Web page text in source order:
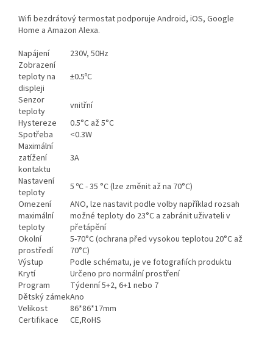
Wifi bezdrátový termostat podporuje Android, iOS, Google
Home a Amazon Alexa.
Napájení
230V, 50Hz
Zobrazení
teploty na
displeji
±0.5ºC
Senzor
teploty
vnitřní
Hystereze
0.5°C až 5°C
Spotřeba
<0.3W
Maximální
zatížení
kontaktu
3A
Nastavení
teploty
5 ºC - 35 °C (lze změnit až na 70°C)
Omezení
maximální
teploty
ANO, lze nastavit podle volby například rozsah
možné teploty do 23°C a zabránit uživateli v
přetápění
Okolní
prostředí
5-70°C (ochrana před vysokou teplotou 20°C až
70°C)
Výstup
Podle schématu, je ve fotografiích produktu
Krytí
Určeno pro normální prostření
Program
Týdenní 5+2, 6+1 nebo 7
Dětský zámekAno
Velikost
86*86*17mm
Certifikace
CE,RoHS